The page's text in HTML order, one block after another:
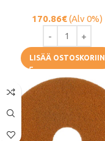
170.86€(Alv 0%)
LISÄÄ OSTOSKORIIN